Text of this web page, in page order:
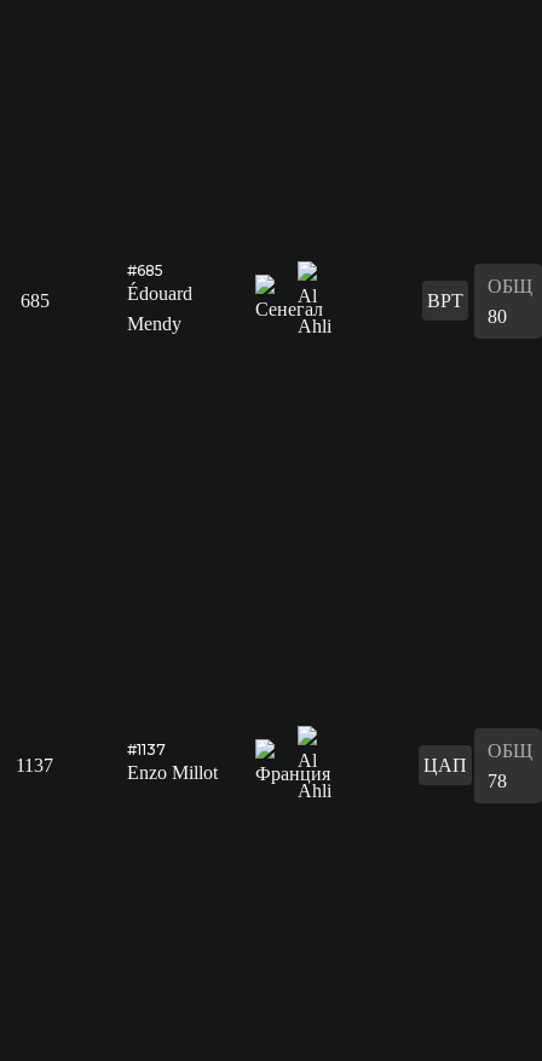
685
#685
Édouard
Mendy
ВРТ
ОБЩ
80
1137
#1137
Enzo Millot ЦАП
ОБЩ
78